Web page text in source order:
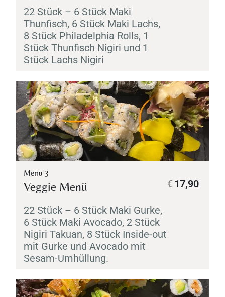
22 Stück – 6 Stück Maki
Thunfisch, 6 Stück Maki Lachs,
8 Stück Philadelphia Rolls, 1
Stück Thunfisch Nigiri und 1
Stück Lachs Nigiri
Menu 3
Veggie Menü
22 Stück – 6 Stück Maki Gurke,
6 Stück Maki Avocado, 2 Stück
Nigiri Takuan, 8 Stück Inside-out
mit Gurke und Avocado mit
Sesam-Umhüllung.
17,90
€